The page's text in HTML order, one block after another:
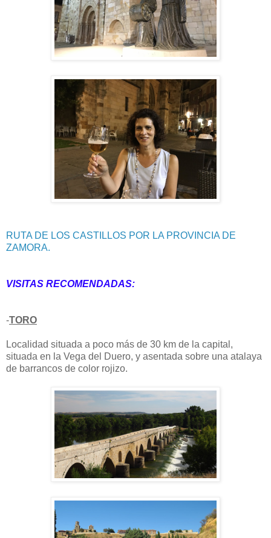
RUTA DE LOS CASTILLOS POR LA PROVINCIA DE
ZAMORA.
VISITAS RECOMENDADAS:
-TORO
Localidad situada a poco más de 30 km de la capital,
situada en la Vega del Duero, y asentada sobre una atalaya
de barrancos de color rojizo.